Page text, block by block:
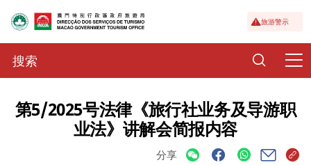
旅游警示
第5/2025号法律《旅行社业务及导游职
业法》讲解会简报内容
分享